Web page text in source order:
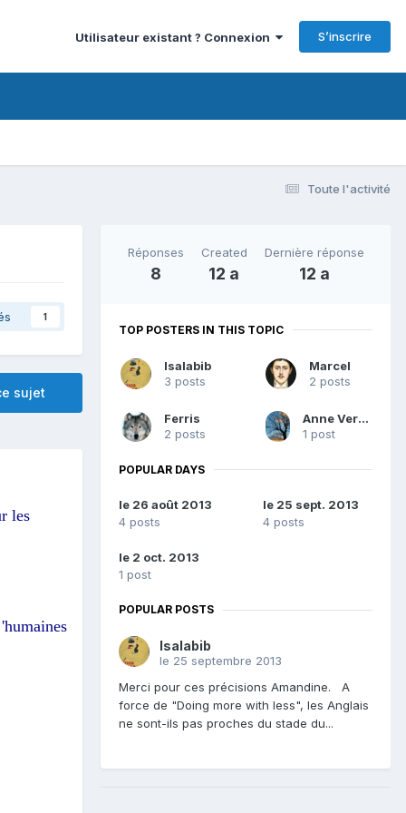
Utilisateur existant ? Connexion S’inscrire
Toute l'activité
1
sujet
les
Réponses
8
Created
12 a
Dernière réponse
12 a
TOP POSTERS IN THIS TOPIC
Isalabib
3 posts
Marcel
2 posts
Ferris
2 posts
Anne Verneuil
1 post
POPULAR DAYS
le 26 août 2013
4 posts
le 25 sept. 2013
4 posts
le 2 oct. 2013
1 post
POPULAR POSTS
Isalabib
le 25 septembre 2013
Merci pour ces précisions Amandine. A
force de "Doing more with less", les Anglais
ne sont-ils pas proches du stade du...